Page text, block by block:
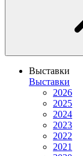
Выставки
Выставки
2026
2025
2024
2023
2022
2021